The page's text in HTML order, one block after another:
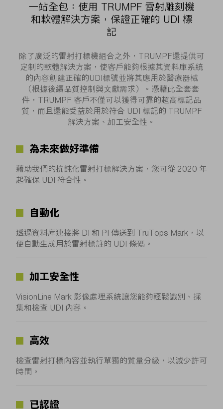
一站全包：使用 TRUMPF 雷射雕刻機
和軟體解決方案，保證正確的 UDI 標
記
除了廣泛的雷射打標機組合之外，TRUMPF還提供可
定制的軟體解決方案，使客戶能夠根據其資料庫系統
的內容創建正確的UDI標號並將其應用於醫療器械
（根據後續品質控制與文獻需求）。憑藉此全套套
件，TRUMPF 客戶不僅可以獲得可靠的超高標記品
質，而且還能受益於用於符合 UDI 標記的 TRUMPF
解決方案、加工安全性。
為未來做好準備
藉助我們的抗鈍化雷射打標解決方案，您可從 2020 年
起確保 UDI 符合性。
自動化
透過資料庫連接將 DI 和 PI 傳送到 TruTops Mark，以
便自動生成用於雷射標註的 UDI 條碼。
加工安全性
VisionLine Mark 影像處理系統讓您能夠輕鬆識別、採
集和檢查 UDI 內容。
高效
檢查雷射打標內容並執行單獨的質量分級，以減少許可
時間。
已認證